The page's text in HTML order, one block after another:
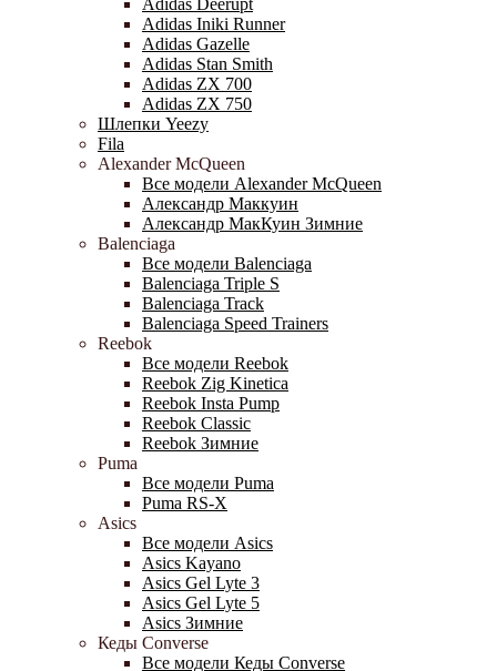
Adidas Deerupt
Adidas Iniki Runner
Adidas Gazelle
Adidas Stan Smith
Adidas ZX 700
Adidas ZX 750
Шлепки Yeezy
Fila
Alexander McQueen
Все модели Alexander McQueen
Александр Маккуин
Александр МакКуин Зимние
Balenciaga
Все модели Balenciaga
Balenciaga Triple S
Balenciaga Track
Balenciaga Speed Trainers
Reebok
Все модели Reebok
Reebok Zig Kinetica
Reebok Insta Pump
Reebok Classic
Reebok Зимние
Puma
Все модели Puma
Puma RS-X
Asics
Все модели Asics
Asics Kayano
Asics Gel Lyte 3
Asics Gel Lyte 5
Asics Зимние
Кеды Converse
Все модели Кеды Converse